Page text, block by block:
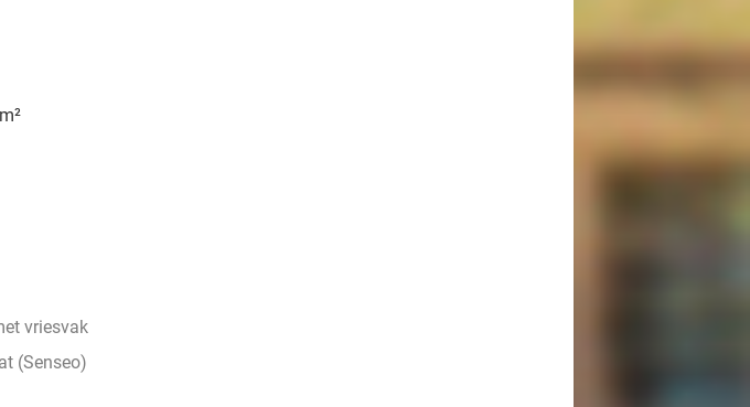
vriesvak
(Senseo)